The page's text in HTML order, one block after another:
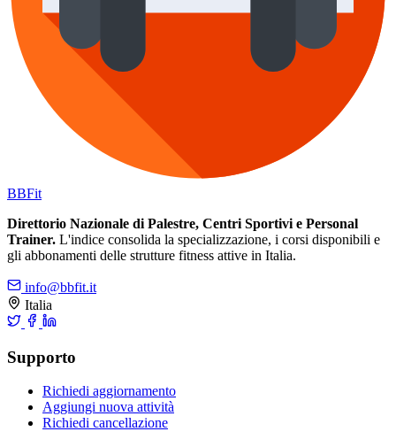
BBFit
Direttorio Nazionale di Palestre, Centri Sportivi e Personal
Trainer. L'indice consolida la specializzazione, i corsi disponibili e
gli abbonamenti delle strutture fitness attive in Italia.
info@bbfit.it
Italia
Supporto
Richiedi aggiornamento
Aggiungi nuova attività
Richiedi cancellazione